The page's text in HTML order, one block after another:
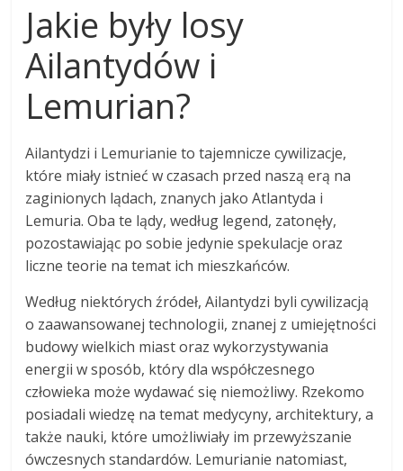
Jakie były losy
Ailantydów i
Lemurian?
Ailantydzi i Lemurianie to tajemnicze cywilizacje,
które miały istnieć w czasach przed naszą erą na
zaginionych lądach, znanych jako Atlantyda i
Lemuria. Oba te lądy, według legend, zatonęły,
pozostawiając po sobie jedynie spekulacje oraz
liczne teorie na temat ich mieszkańców.
Według niektórych źródeł, Ailantydzi byli cywilizacją
o zaawansowanej technologii, znanej z umiejętności
budowy wielkich miast oraz wykorzystywania
energii w sposób, który dla współczesnego
człowieka może wydawać się niemożliwy. Rzekomo
posiadali wiedzę na temat medycyny, architektury, a
także nauki, które umożliwiały im przewyższanie
ówczesnych standardów. Lemurianie natomiast,